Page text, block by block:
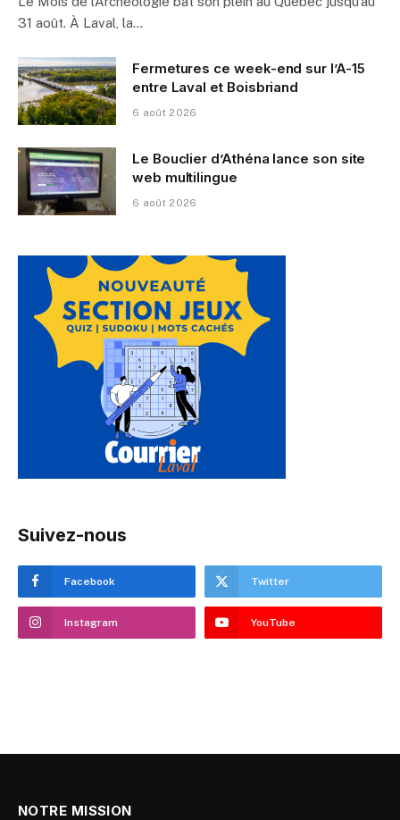
31 août. À Laval, la…
Fermetures ce week-end sur l’A-15
entre Laval et Boisbriand
6 août 2026
Le Bouclier d’Athéna lance son site
web multilingue
6 août 2026
Suivez-nous
Facebook Twitter
Instagram YouTube
NOTRE MISSION